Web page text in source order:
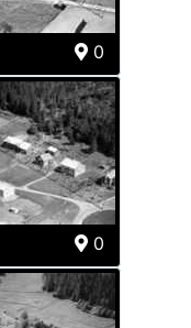
0
0